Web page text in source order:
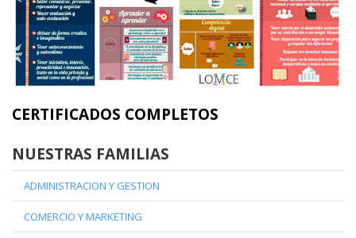
CERTIFICADOS COMPLETOS
NUESTRAS FAMILIAS
ADMINISTRACION Y GESTION
COMERCIO Y MARKETING